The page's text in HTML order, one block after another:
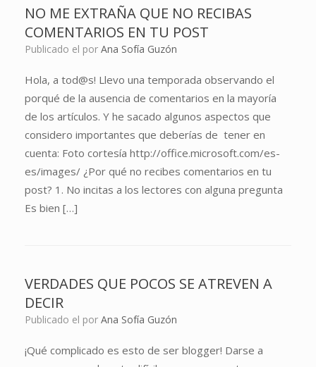
NO ME EXTRAÑA QUE NO RECIBAS
COMENTARIOS EN TU POST
Publicado el por Ana Sofía Guzón
Hola, a tod@s! Llevo una temporada observando el
porqué de la ausencia de comentarios en la mayoría
de los artículos. Y he sacado algunos aspectos que
considero importantes que deberías de tener en
cuenta: Foto cortesía http://office.microsoft.com/es-
es/images/ ¿Por qué no recibes comentarios en tu
post? 1. No incitas a los lectores con alguna pregunta
Es bien […]
VERDADES QUE POCOS SE ATREVEN A
DECIR
Publicado el por Ana Sofía Guzón
¡Qué complicado es esto de ser blogger! Darse a